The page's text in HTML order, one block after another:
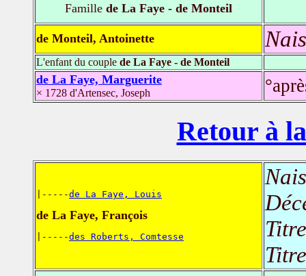
Famille de La Faye - de Monteil
de Monteil, Antoinette
L'enfant du couple de La Faye - de Monteil
de La Faye, Marguerite
× 1728 d'Artensec, Joseph
Retour à
|-----de La Faye, Louis
de La Faye, François
|-----des Roberts, Comtesse